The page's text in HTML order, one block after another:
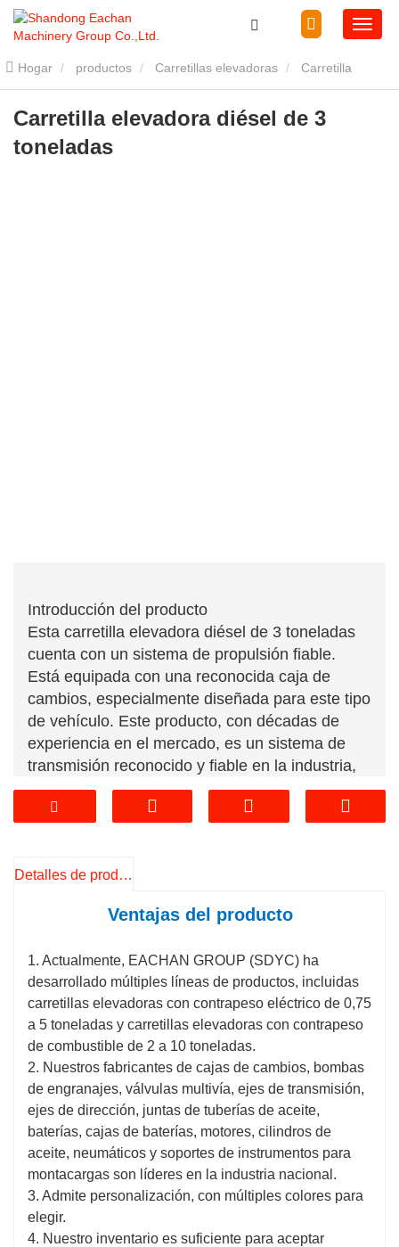
Hogar productos Carretillas elevadoras Carretilla
elevadora diésel Carretilla elevadora diésel de 3 toneladas
Carretilla elevadora diésel de 3
toneladas
Introducción del producto
Esta carretilla elevadora diésel de 3 toneladas
cuenta con un sistema de propulsión fiable.
Está equipada con una reconocida caja de
cambios, especialmente diseñada para este tipo
de vehículo. Este producto, con décadas de
experiencia en el mercado, es un sistema de
transmisión reconocido y fiable en la industria,
lo que reduce considerablemente la tasa de
fallos del vehículo. Además, sus múltiples
Configuración opcional
cumplen con los estándares de emisiones
3. Desplazador lateral y localizador de horquilla
opcionales.
2. Admite personalización de marcos de puertas
de entre 3 y 7,5 metros.
4. Proporcionar neumáticos sólidos e inflables.
Detalles de producto
Ventajas del producto
1. Actualmente, EACHAN GROUP (SDYC) ha
desarrollado múltiples líneas de productos, incluidas
carretillas elevadoras con contrapeso eléctrico de 0,75
a 5 toneladas y carretillas elevadoras con contrapeso
de combustible de 2 a 10 toneladas.
2. Nuestros fabricantes de cajas de cambios, bombas
de engranajes, válvulas multivía, ejes de transmisión,
ejes de dirección, juntas de tuberías de aceite,
baterías, cajas de baterías, motores, cilindros de
aceite, neumáticos y soportes de instrumentos para
montacargas son líderes en la industria nacional.
3. Admite personalización, con múltiples colores para
elegir.
4. Nuestro inventario es suficiente para aceptar